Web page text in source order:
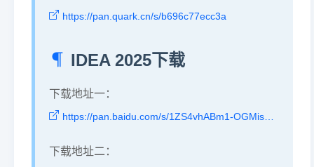
https://pan.quark.cn/s/b696c77ecc3a
IDEA 2025下载
下载地址一：
https://pan.baidu.com/s/1ZS4vhABm1-OGMis2kABuKA?pwd=eumt
下载地址二：